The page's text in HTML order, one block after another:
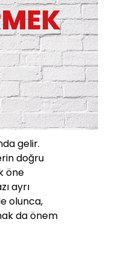
gelir.
doğru
öne
ayrı
olunca,
da önem